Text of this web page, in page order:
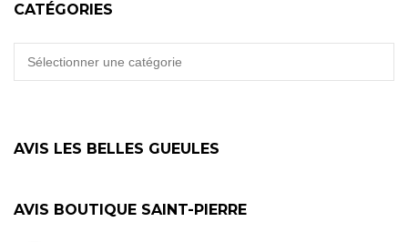
CATÉGORIES
CATÉGORIES
AVIS LES BELLES GUEULES
AVIS BOUTIQUE SAINT-PIERRE